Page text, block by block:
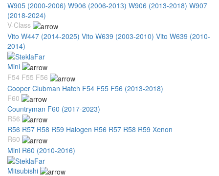
W905 (2000-2006) W906 (2006-2013) W906 (2013-2018) W907
(2018-2024)
V-Class
Vito W447 (2014-2025) Vito W639 (2003-2010) Vito W639 (2010-
2014)
Mini
F54 F55 F56
Cooper Clubman Hatch F54 F55 F56 (2013-2018)
F60
Countryman F60 (2017-2023)
R56
R56 R57 R58 R59 Halogen R56 R57 R58 R59 Xenon
R60
Mini R60 (2010-2016)
Mitsubishi